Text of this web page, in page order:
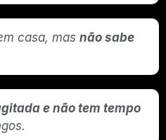
casa, mas não sabe
e não tem tempo